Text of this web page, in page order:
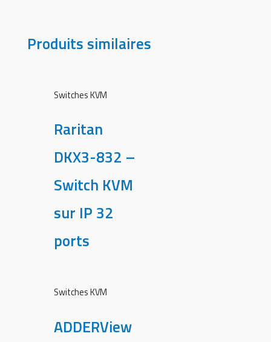
Produits similaires
Switches KVM
Raritan
DKX3-832 –
Switch KVM
sur IP 32
ports
Switches KVM
ADDERView